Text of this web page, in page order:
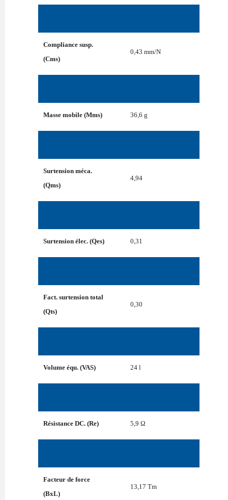
Compliance susp.
(Cms)
0,43 mm/N
Masse mobile (Mms) 36,6 g
Surtension méca.
(Qms)
4,94
Surtension élec. (Qes) 0,31
Fact. surtension total
(Qts)
0,30
Volume équ. (VAS) 24 l
Résistance DC. (Re) 5,9 Ω
Facteur de force
(BxL)
13,17 Tm